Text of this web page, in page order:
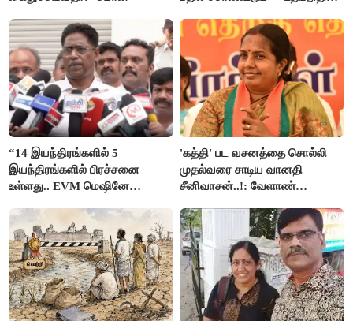
“14 இயந்திரங்களில் 5
இயந்திரங்களில் பிரச்சனை
உள்ளது.. EVM மெஷினே
இளங்கோ
'கத்தி' பட வசனத்தை சொல்லி
முதல்வரை சாடிய வானதி
சீனிவாசன்..!: வேளாண்
எதிர்ப்பு!